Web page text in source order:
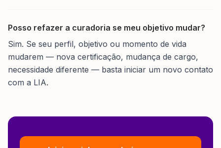
Posso refazer a curadoria se meu objetivo mudar?
Sim. Se seu perfil, objetivo ou momento de vida
mudarem — nova certificação, mudança de cargo,
necessidade diferente — basta iniciar um novo contato
com a LIA.